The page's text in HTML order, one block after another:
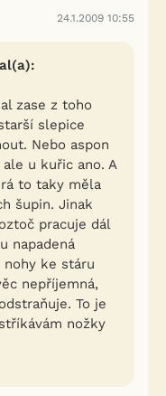
24.1.2009 10:55
zase z toho
slepice
Nebo aspon
u kuřic ano. A
to taky měla
šupin. Jinak
pracuje dál
napadená
nohy ke stáru
nepříjemná,
To je
nožky